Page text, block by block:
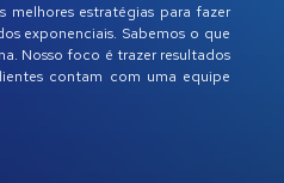
melhores estratégias para fazer
exponenciais. Sabemos o que
Nosso foco é trazer resultados
contam com uma equipe